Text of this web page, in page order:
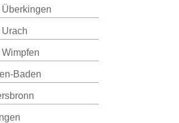
Überkingen
Urach
Wimpfen
Baden